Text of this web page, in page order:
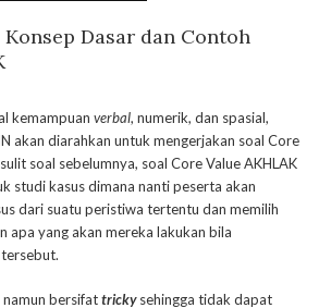
Dasar dan Contoh
kemampuan verbal, numerik, dan spasial,
akan diarahkan untuk mengerjakan soal Core
soal sebelumnya, soal Core Value AKHLAK
studi kasus dimana nanti peserta akan
dari suatu peristiwa tertentu dan memilih
apa yang akan mereka lakukan bila
namun bersifattrickysehingga tidak dapat